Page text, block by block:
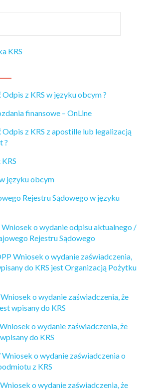
KRS
Odpis z KRS w języku obcym ?
finansowe – OnLine
Odpis z KRS z apostille lub legalizacją
?
języku obcym
Rejestru Sądowego w języku
o wydanie odpisu aktualnego /
Rejestru Sądowego
Wniosek o wydanie zaświadczenia,
do KRS jest Organizacją Pożytku
o wydanie zaświadczenia, że
wpisany do KRS
o wydanie zaświadczenia, że
do KRS
o wydanie zaświadczenia o
z KRS
o wydanie zaświadczenia, że